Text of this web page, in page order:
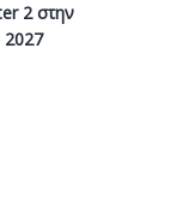
2 στην
2027